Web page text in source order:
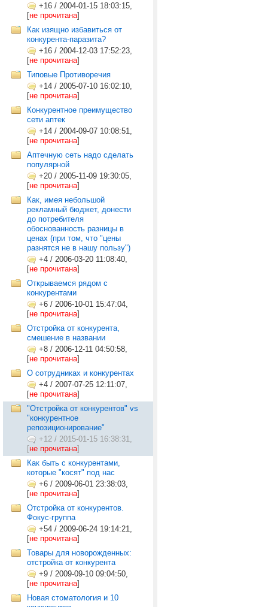
+16 / 2004-01-15 18:03:15,
[не прочитана]
Как изящно избавиться от
конкурента-паразита?
+16 / 2004-12-03 17:52:23,
[не прочитана]
Типовые Противоречия
+14 / 2005-07-10 16:02:10,
[не прочитана]
Конкурентное преимущество
сети аптек
+14 / 2004-09-07 10:08:51,
[не прочитана]
Аптечную сеть надо сделать
популярной
+20 / 2005-11-09 19:30:05,
[не прочитана]
Как, имея небольшой
рекламный бюджет, донести
до потребителя
обоснованность разницы в
ценах (при том, что "цены
разнятся не в нашу пользу")
+4 / 2006-03-20 11:08:40,
[не прочитана]
Открываемся рядом с
конкурентами
+6 / 2006-10-01 15:47:04,
[не прочитана]
Отстройка от конкурента,
смешение в названии
+8 / 2006-12-11 04:50:58,
[не прочитана]
О сотрудниках и конкурентах
+4 / 2007-07-25 12:11:07,
[не прочитана]
"Отстройка от конкурентов" vs
"конкурентное
репозиционирование"
+12 / 2015-01-15 16:38:31,
[не прочитана]
Как быть с конкурентами,
которые "косят" под нас
+6 / 2009-06-01 23:38:03,
[не прочитана]
Отстройка от конкурентов.
Фокус-группа
+54 / 2009-06-24 19:14:21,
[не прочитана]
Товары для новорожденных:
отстройка от конкурента
+9 / 2009-09-10 09:04:50,
[не прочитана]
Новая стоматология и 10